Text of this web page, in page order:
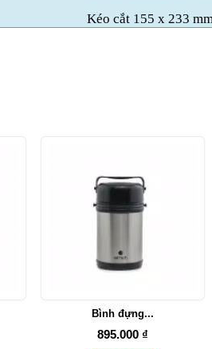
Kéo cắt 155 x 233
Bình đựng...
895.000 ₫